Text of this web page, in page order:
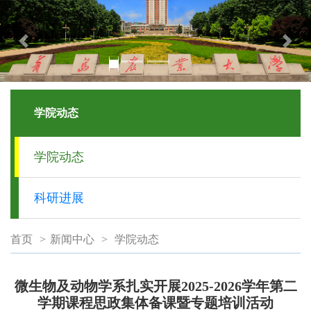
学院动态
学院动态
科研进展
首页 > 新闻中心 > 学院动态
微生物及动物学系扎实开展2025-2026学年第二
学期课程思政集体备课暨专题培训活动